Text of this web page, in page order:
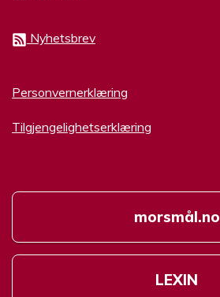
Nyhetsbrev
Personvernerklæring
Tilgjengelighetserklæring
morsmål.no
LEXIN